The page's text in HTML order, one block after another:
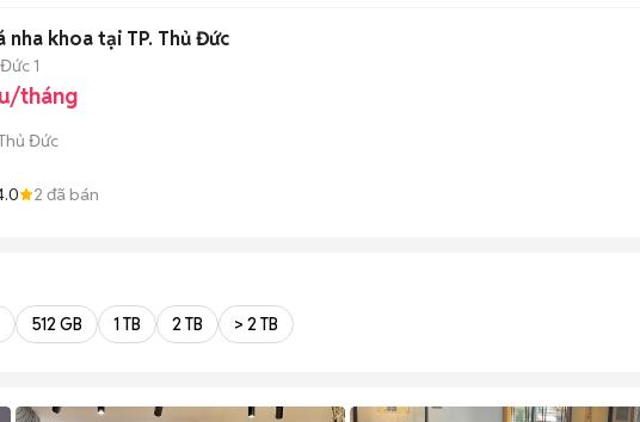
nha khoa tại TP. Thủ Đức
1
tháng
Đức
2 đã bán
512 GB 1 TB 2 TB > 2 TB